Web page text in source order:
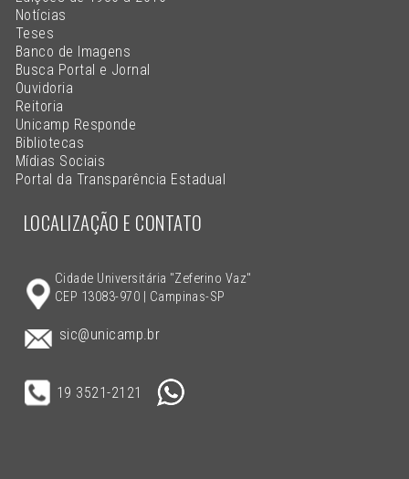
Notícias
Teses
Banco de Imagens
Busca Portal e Jornal
Ouvidoria
Reitoria
Unicamp Responde
Bibliotecas
Mídias Sociais
Portal da Transparência Estadual
LOCALIZAÇÃO E CONTATO
Cidade Universitária "Zeferino Vaz"
CEP 13083-970 | Campinas-SP
sic@unicamp.br
19 3521-2121